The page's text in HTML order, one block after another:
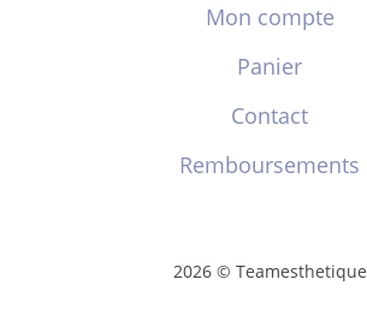
Mon compte
Panier
Contact
Remboursements
2026 © Teamesthetique